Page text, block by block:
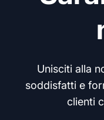
Unisciti alla
soddisfatti e
clienti